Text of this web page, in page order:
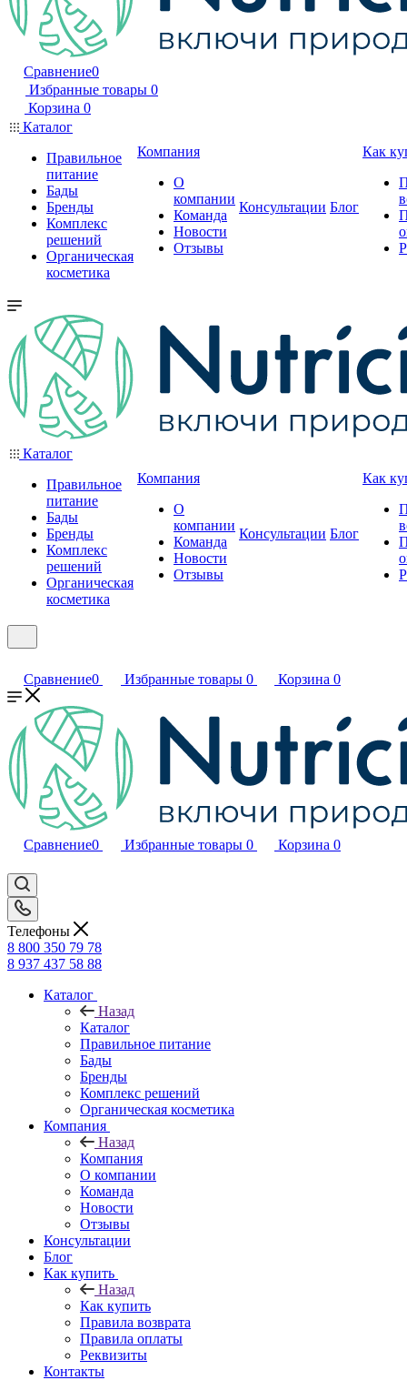
Сравнение0
Избранные товары 0
Корзина 0
Каталог
Правильное
питание
Бады
Бренды
Комплекс
решений
Органическая
косметика
Компания
О
компании
Команда
Новости
Отзывы
Консультации Блог
Как
Каталог
Правильное
питание
Бады
Бренды
Комплекс
решений
Органическая
косметика
Компания
О
компании
Команда
Новости
Отзывы
Консультации Блог
Как
Сравнение0 Избранные товары 0 Корзина 0
Сравнение0 Избранные товары 0 Корзина 0
Телефоны
8 800 350 79 78
8 937 437 58 88
Каталог
Назад
Каталог
Правильное питание
Бады
Бренды
Комплекс решений
Органическая косметика
Компания
Назад
Компания
О компании
Команда
Новости
Отзывы
Консультации
Блог
Как купить
Назад
Как купить
Правила возврата
Правила оплаты
Реквизиты
Контакты